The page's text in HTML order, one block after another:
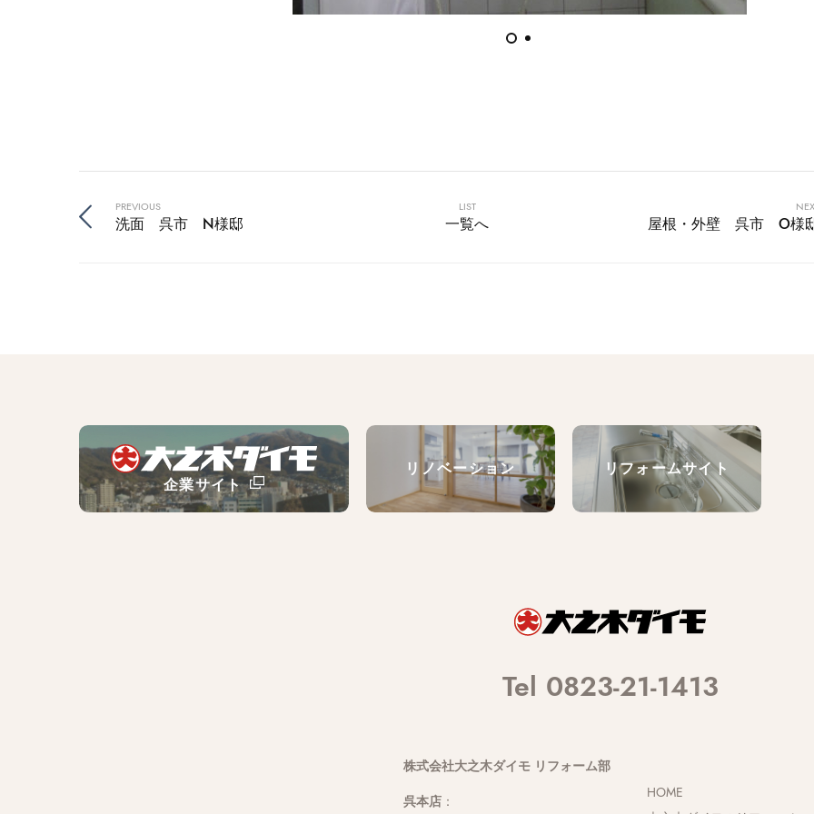
PREVIOUS
洗面 呉市 N様邸
LIST
一覧へ 屋根・外壁 呉市 O様
企業サイト
リノベーション リフォームサイト
Tel 0823-21-1413
株式会社大之木ダイモ リフォーム部
呉本店：
HOME